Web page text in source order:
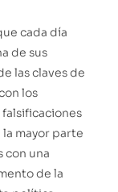
cada día
de sus
las claves de
los
falsificaciones
mayor parte
con una
de la